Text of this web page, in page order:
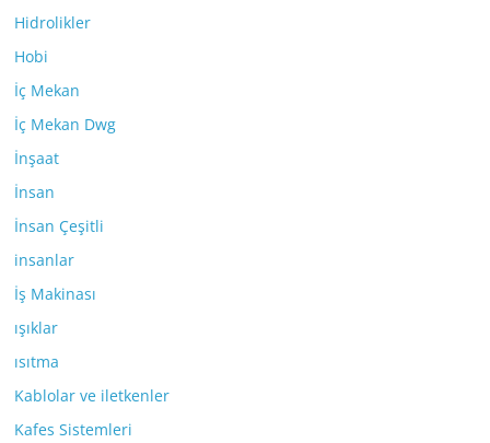
Hidrolikler
Hobi
İç Mekan
İç Mekan Dwg
İnşaat
İnsan
İnsan Çeşitli
insanlar
İş Makinası
ışıklar
ısıtma
Kablolar ve iletkenler
Kafes Sistemleri